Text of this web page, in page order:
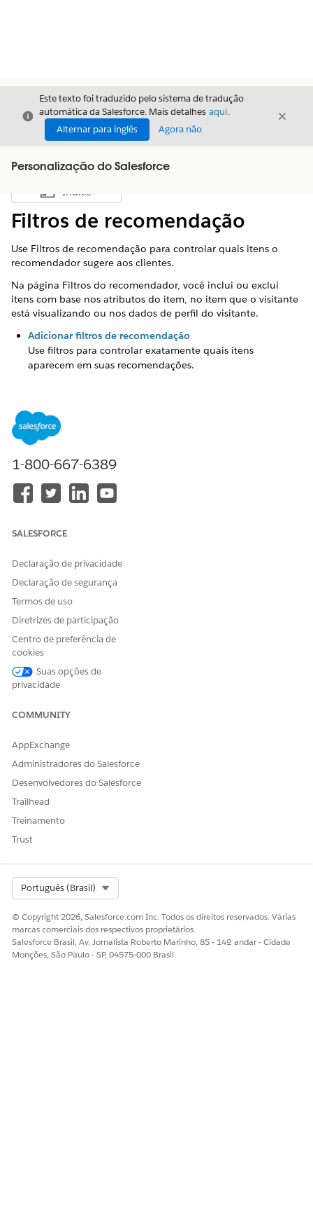
Fechar
Este texto foi traduzido pelo sistema de tradução
automática da Salesforce. Mais detalhes aqui.
Alternar para inglês
Agora não
Fechar
Personalização do Salesforce
Mostrar índice
Índice
Filtros de recomendação
Use Filtros de recomendação para controlar quais itens o
recomendador sugere aos clientes.
Na página Filtros do recomendador, você inclui ou exclui
itens com base nos atributos do item, no item que o visitante
está visualizando ou nos dados de perfil do visitante.
Adicionar filtros de recomendação
Use filtros para controlar exatamente quais itens
aparecem em suas recomendações.
As promoções geralmente incluem critérios referentes a
quem é elegível para recebê-las. Embora a Personalização
do Salesforce não imponha critérios de validação de
estágio final, como cumprir um gasto mínimo no
por critérios de perfil ou contexto do usuário.
dinâmicas
passadas quando um usuário faz uma solicitação de
personalização. Por exemplo, você pode configurar um
filtro para incluir itens que correspondam ao valor da
categoria passado na solicitação de personalização.
Operadores de filtro de recomendação
Selecione o operador adequado para comparar os
campos do catálogo com valores estáticos, atributos de
perfil do cliente ou contexto da sessão para refinar a
lógica de recomendação.
Crie regras de elegibilidade rígidas antes de mostrar uma
1-800-667-6389
SALESFORCE
Declaração de privacidade
Declaração de segurança
Termos de uso
Diretrizes de participação
Centro de preferência de
cookies
Suas opções de
privacidade
COMMUNITY
AppExchange
Administradores do Salesforce
Desenvolvedores do Salesforce
Trailhead
Treinamento
Trust
Português (Brasil)
© Copyright 2026, Salesforce.com Inc. Todos os direitos reservados. Várias
marcas comerciais dos respectivos proprietários.
Salesforce Brasil, Av. Jornalista Roberto Marinho, 85 - 14º andar - Cidade
Monções, São Paulo - SP, 04575-000 Brasil